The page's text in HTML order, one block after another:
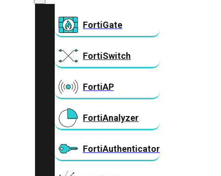
FortiGate
FortiSwitch
FortiAP
FortiAnalyzer
FortiAuthenticator